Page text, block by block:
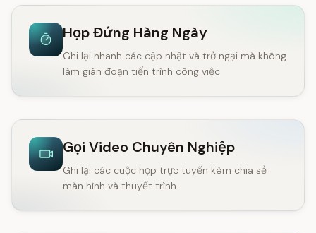
Họp Đứng Hàng Ngày
Ghi lại nhanh các cập nhật và trở ngại mà không
làm gián đoạn tiến trình công việc
Gọi Video Chuyên Nghiệp
Ghi lại các cuộc họp trực tuyến kèm chia sẻ
màn hình và thuyết trình